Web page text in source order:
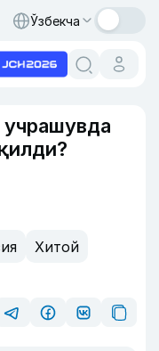
Ўзбекча
Хитой